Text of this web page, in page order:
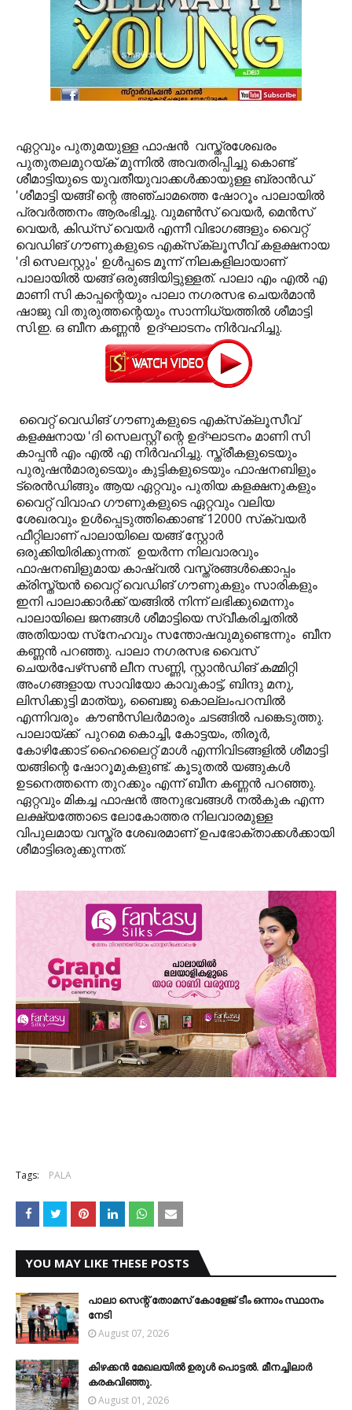
ഏറ്റവും പുതുമയുള്ള ഫാഷന്‍ വസ്ത്രശേഖരം
പുതുതലമുറയ്ക് മുന്നില്‍ അവതരിപ്പിച്ചു കൊണ്ട്
ശീമാട്ടിയുടെ യുവതീയുവാക്കള്‍ക്കായുള്ള ബ്രാന്‍ഡ്
'ശീമാട്ടി യങ്ങി'ന്റെ അഞ്ചാമത്തെ ഷോറൂം പാലായില്‍
പ്രവര്‍ത്തനം ആരംഭിച്ചു. വുമണ്‍സ് വെയര്‍, മെന്‍സ്
വെയര്‍, കിഡ്‌സ് വെയര്‍ എന്നീ വിഭാഗങ്ങളും വൈറ്റ്
വെഡിങ് ഗൗണുകളുടെ എക്‌സ്‌ക്ലൂസീവ് കളക്ഷനായ
'ദി സെലസ്റ്റും' ഉള്‍പ്പടെ മൂന്ന് നിലകളിലായാണ്
പാലായില്‍ യങ്ങ് ഒരുങ്ങിയിട്ടുള്ളത്. പാലാ എം എല്‍ എ
മാണി സി കാപ്പന്റെയും പാലാ നഗരസഭ ചെയര്‍മാന്‍
ഷാജു വി തുരുത്തന്റെയും സാന്നിധ്യത്തില്‍ ശീമാട്ടി
സി.ഇ. ഒ ബീന കണ്ണന്‍ ഉദ്ഘാടനം നിര്‍വഹിച്ചു.
വൈറ്റ് വെഡിങ് ഗൗണുകളുടെ എക്‌സ്‌ക്ലൂസീവ്
കളക്ഷനായ 'ദി സെലസ്റ്റി'ന്റെ ഉദ്ഘാടനം മാണി സി
കാപ്പന്‍ എം എല്‍ എ നിര്‍വഹിച്ചു. സ്ത്രീകളുടെയും
പുരുഷന്‍മാരുടെയും കുട്ടികളുടെയും ഫാഷനബിളും
ട്രെന്‍ഡിങ്ങും ആയ ഏറ്റവും പുതിയ കളക്ഷനുകളും
വൈറ്റ് വിവാഹ ഗൗണുകളുടെ ഏറ്റവും വലിയ
ശേഖരവും ഉള്‍പ്പെടുത്തിക്കൊണ്ട് 12000 സ്‌ക്വയര്‍
ഫീറ്റിലാണ് പാലായിലെ യങ്ങ് സ്റ്റോര്‍
ഒരുക്കിയിരിക്കുന്നത്. ഉയര്‍ന്ന നിലവാരവും
ഫാഷനബിളുമായ കാഷ്വല്‍ വസ്ത്രങ്ങള്‍ക്കൊപ്പം
ക്രിസ്ത്യന്‍ വൈറ്റ് വെഡിങ് ഗൗണുകളും സാരികളും
ഇനി പാലാക്കാര്‍ക്ക് യങ്ങില്‍ നിന്ന് ലഭിക്കുമെന്നും
പാലായിലെ ജനങ്ങള്‍ ശീമാട്ടിയെ സ്വീകരിച്ചതില്‍
അതിയായ സ്‌നേഹവും സന്തോഷവുമുണ്ടെന്നും ബീന
കണ്ണന്‍ പറഞ്ഞു. പാലാ നഗരസഭ വൈസ്
ചെയര്‍പേഴ്‌സണ്‍ ലീന സണ്ണി, സ്റ്റാന്‍ഡിങ് കമ്മിറ്റി
അംഗങ്ങളായ സാവിയോ കാവുകാട്ട്, ബിന്ദു മനു,
ലിസിക്കുട്ടി മാത്യു, ബൈജു കൊല്ലംപറമ്പില്‍
എന്നിവരും കൗണ്‍സിലര്‍മാരും ചടങ്ങില്‍ പങ്കെടുത്തു.
പാലായ്ക്ക് പുറമെ കൊച്ചി, കോട്ടയം, തിരൂര്‍,
കോഴിക്കോട് ഹൈലൈറ്റ് മാള്‍ എന്നിവിടങ്ങളില്‍ ശീമാട്ടി
യങ്ങിന്റെ ഷോറൂമുകളുണ്ട്. കൂടുതല്‍ യങ്ങുകള്‍
ഉടനെത്തന്നെ തുറക്കും എന്ന് ബീന കണ്ണന്‍ പറഞ്ഞു.
ഏറ്റവും മികച്ച ഫാഷന്‍ അനുഭവങ്ങള്‍ നല്‍കുക എന്ന
ലക്ഷ്യത്തോടെ ലോകോത്തര നിലവാരമുള്ള
വിപുലമായ വസ്ത്ര ശേഖരമാണ് ഉപഭോക്താക്കള്‍ക്കായി
ശീമാട്ടിഒരുക്കുന്നത്.
Tags: PALA
YOU MAY LIKE THESE POSTS
പാലാ സെന്റ് തോമസ് കോളേജ് ടീം ഒന്നാം സ്ഥാനം
നേടി
August 07, 2026
കിഴക്കന്‍ മേഖലയില്‍ ഉരുള്‍ പൊട്ടല്‍. മീനച്ചിലാര്‍
കരകവിഞ്ഞു.
August 01, 2026